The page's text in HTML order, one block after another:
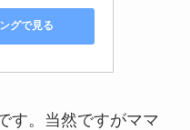
グで見る
す。 当然ですがママ